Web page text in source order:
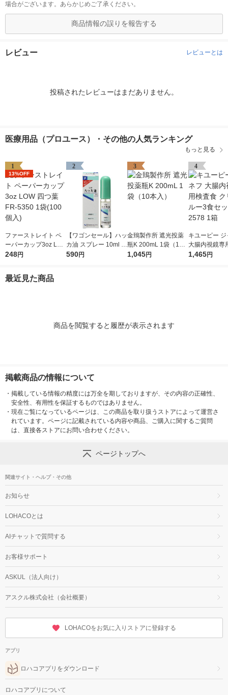
場合がございます。あらかじめご了承ください。
商品情報の誤りを報告する
レビュー レビューとは
投稿されたレビューはまだありません。
医療用品（プロユース）・その他の人気ランキング
もっと見る
1
13%OFF
ファーストレイト ペ
ーパーカップ3oz LO
W 四つ葉 FR-5350 1
248円
2
【ワゴンセール】ハッ
カ油 スプレー 10ml ア
ロマ お風呂 虫よけ マ
590円
3
金鵄製作所 遮光投薬
瓶K 200mL 1袋（10
本入）
1,045円
4
キユーピー
大腸内視鏡専
クリアスルー
1,465円
最近見た商品
商品を閲覧すると履歴が表示されます
掲載商品の情報について
・ 掲載している情報の精度には万全を期しておりますが、その内容の正確性、
安全性、有用性を保証するものではありません。
・ 現在ご覧になっているページは、この商品を取り扱うストアによって運営さ
れています。ページに記載されている内容や商品、ご購入に関するご質問
は、直接各ストアにお問い合わせください。
ページトップへ
関連サイト・ヘルプ・その他
お知らせ
LOHACOとは
AIチャットで質問する
お客様サポート
ASKUL（法人向け）
アスクル株式会社（会社概要）
LOHACOをお気に入りストアに登録する
アプリ
ロハコアプリをダウンロード
ロハコアプリについて